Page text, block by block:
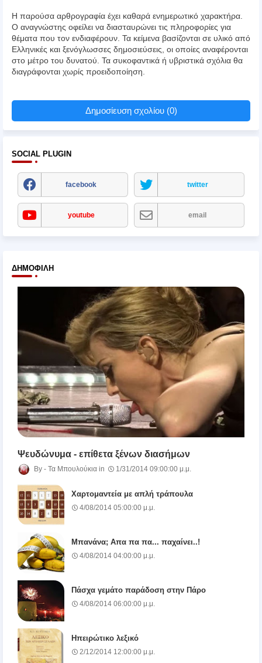
Η παρούσα αρθρογραφία έχει καθαρά ενημερωτικό χαρακτήρα.
Ο αναγνώστης οφείλει να διασταυρώνει τις πληροφορίες για
θέματα που τον ενδιαφέρουν. Τα κείμενα βασίζονται σε υλικό από
Ελληνικές και ξενόγλωσσες δημοσιεύσεις, οι οποίες αναφέρονται
στο μέτρο του δυνατού. Τα συκοφαντικά ή υβριστικά σχόλια θα
διαγράφονται χωρίς προειδοποίηση.
Δημοσίευση σχολίου (0)
SOCIAL PLUGIN
facebook twitter
youtube email
ΔΗΜΟΦΙΛΉ
Ψευδώνυμα - επίθετα ξένων διασήμων
Τα Μπουλούκια 1/31/2014 09:00:00 μ.μ.
Χαρτομαντεία με απλή τράπουλα
4/08/2014 05:00:00 μ.μ.
Μπανάνα; Απα πα πα... παχαίνει..!
4/08/2014 04:00:00 μ.μ.
Πάσχα γεμάτο παράδοση στην Πάρο
4/08/2014 06:00:00 μ.μ.
Ηπειρώτικο λεξικό
2/12/2014 12:00:00 μ.μ.